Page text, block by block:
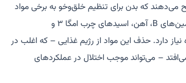
می‌دهند که بدن برای تنظیم خلق‌وخو به برخی مواد
مغذی حیاتی مانند ویتامین‌های B، آهن، اسیدهای چرب امگا ۳ و
دارد. حذف این مواد از رژیم غذایی – که اغلب در
– می‌تواند موجب اختلال در عملکردهای